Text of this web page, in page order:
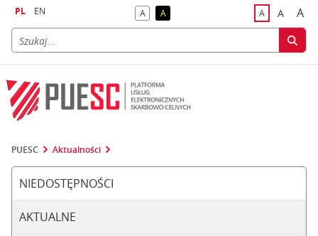
PL EN Akontrast domyślny
Akontrast żółty tekst na czarnym tle
Adomyślna
A A
PUESC Aktualności
NIEDOSTĘPNOŚCI
AKTUALNE